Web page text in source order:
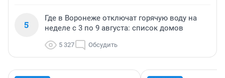
5
Где в Воронеже отключат горячую воду на
неделе с 3 по 9 августа: список домов
5 327 Обсудить